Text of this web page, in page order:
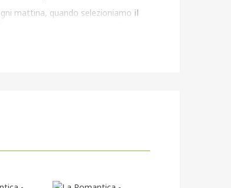
mattina, quando selezioniamo il
è solo un ingrediente,